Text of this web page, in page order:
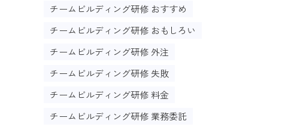
チームビルディング研修 おすすめ
チームビルディング研修 おもしろい
チームビルディング研修 外注
チームビルディング研修 失敗
チームビルディング研修 料金
チームビルディング研修 業務委託